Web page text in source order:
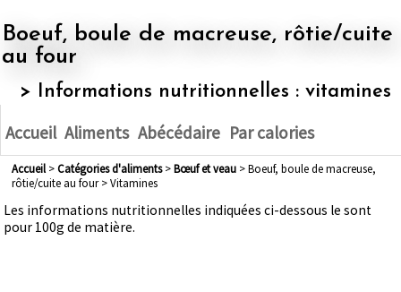
Boeuf, boule de macreuse, rôtie/cuite
au four
> Informations nutritionnelles : vitamines
Accueil Aliments Abécédaire Par calories
Accueil> Catégories d'aliments> bœuf et veau> Boeuf, boule de macreuse,
rôtie/cuite au four > Vitamines
Les informations nutritionnelles indiquées ci-dessous le sont
pour 100g de matière.